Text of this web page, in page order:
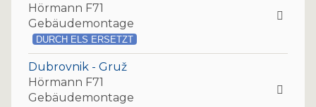
Hörmann F71
Gebäudemontage
DURCH ELS ERSETZT
Dubrovnik - Gruž
Hörmann F71
Gebäudemontage